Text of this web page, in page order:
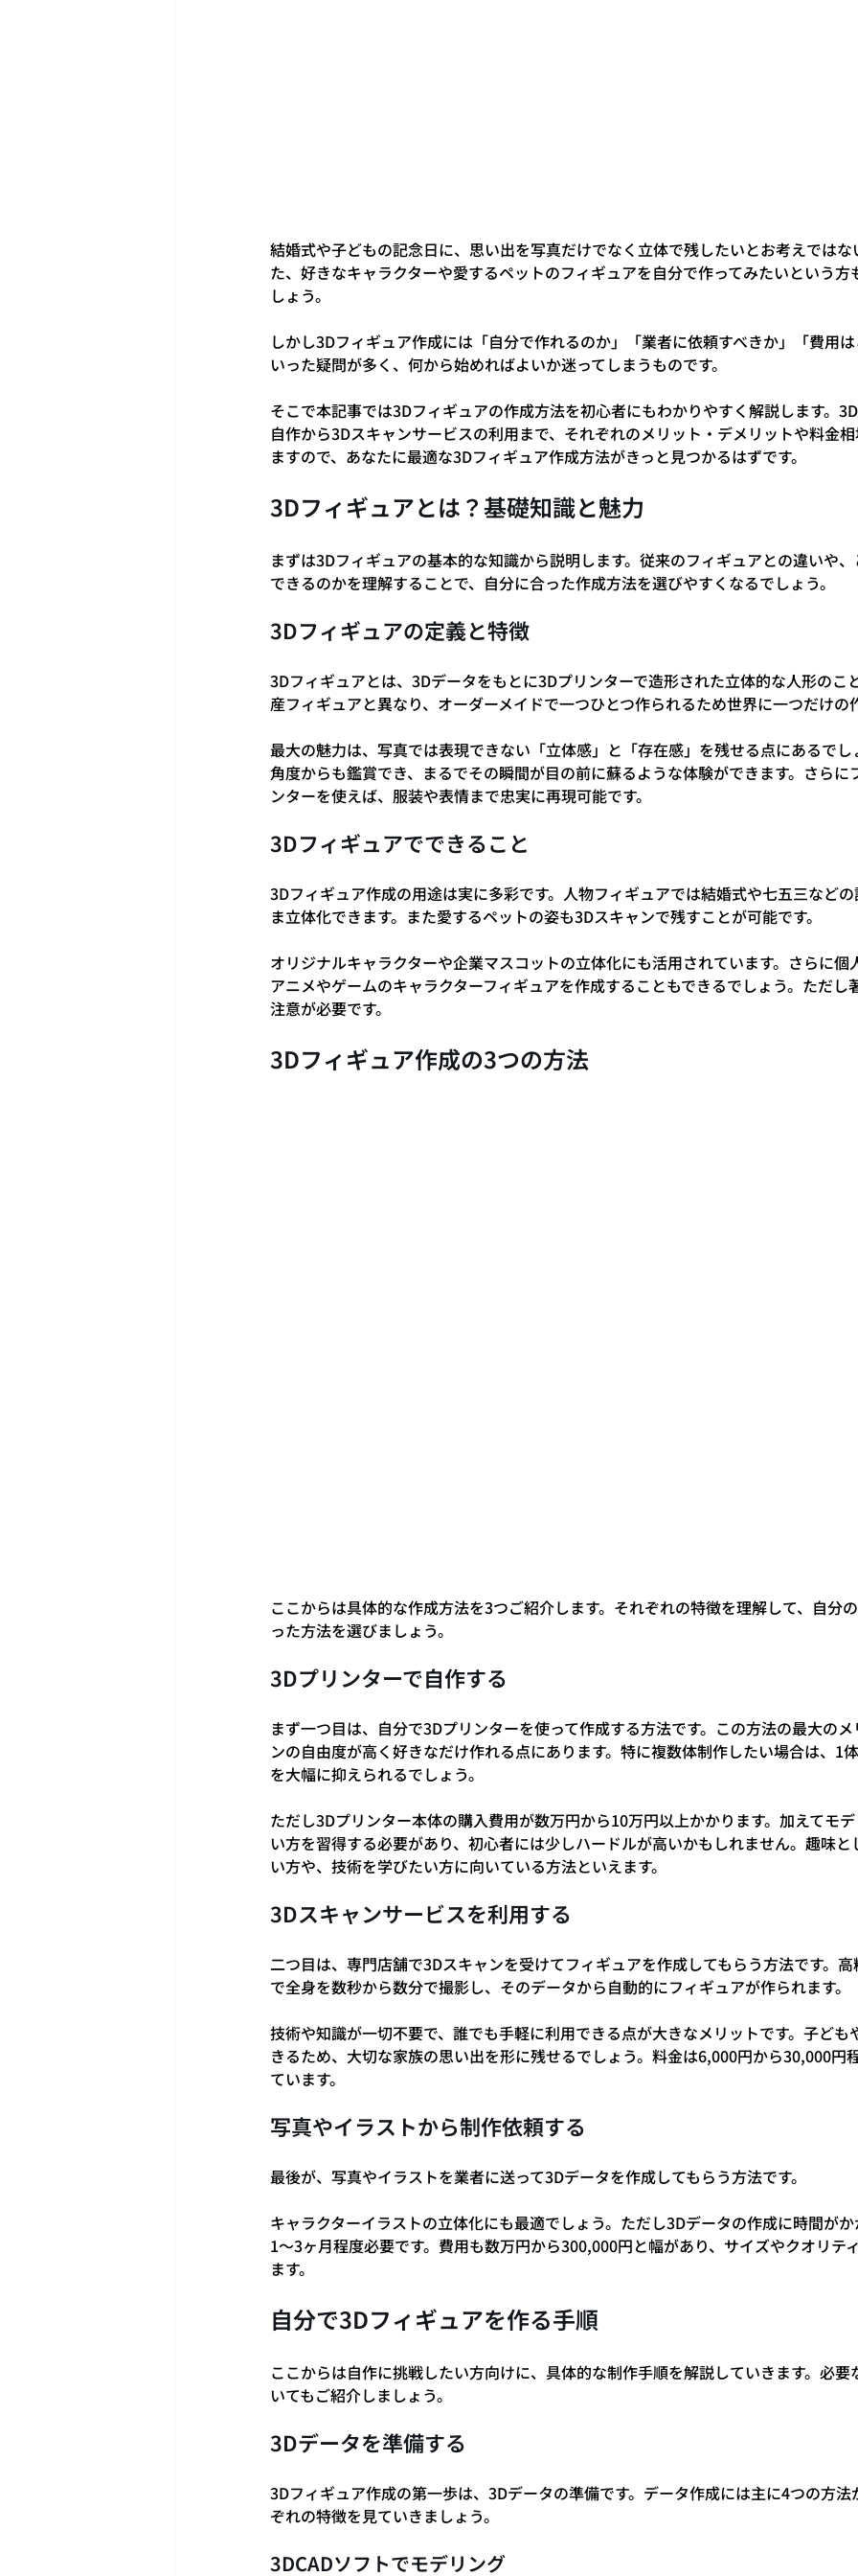
結婚式や子どもの記念日に、思い出を写真だけでなく立体で残したいとお考えではな
た、好きなキャラクターや愛するペットのフィギュアを自分で作ってみたいという方
しょう。
しかし3Dフィギュア作成には「自分で作れるのか」「業者に依頼すべきか」「費用
いった疑問が多く、何から始めればよいか迷ってしまうものです。
そこで本記事では3Dフィギュアの作成方法を初心者にもわかりやすく解説します。
自作から3Dスキャンサービスの利用まで、それぞれのメリット・デメリットや料金
ますので、あなたに最適な3Dフィギュア作成方法がきっと見つかるはずです。
3Dフィギュアとは？基礎知識と魅力
まずは3Dフィギュアの基本的な知識から説明します。従来のフィギュアとの違いや
できるのかを理解することで、自分に合った作成方法を選びやすくなるでしょう。
3Dフィギュアの定義と特徴
3Dフィギュアとは、3Dデータをもとに3Dプリンターで造形された立体的な人形のこ
産フィギュアと異なり、オーダーメイドで一つひとつ作られるため世界に一つだけの
最大の魅力は、写真では表現できない「立体感」と「存在感」を残せる点にあるでし
角度からも鑑賞でき、まるでその瞬間が目の前に蘇るような体験ができます。さらに
ンターを使えば、服装や表情まで忠実に再現可能です。
3Dフィギュアでできること
3Dフィギュア作成の用途は実に多彩です。人物フィギュアでは結婚式や七五三など
ま立体化できます。また愛するペットの姿も3Dスキャンで残すことが可能です。
オリジナルキャラクターや企業マスコットの立体化にも活用されています。さらに個
アニメやゲームのキャラクターフィギュアを作成することもできるでしょう。ただし
注意が必要です。
3Dフィギュア作成の3つの方法
ここからは具体的な作成方法を3つご紹介します。それぞれの特徴を理解して、自分
った方法を選びましょう。
3Dプリンターで自作する
まず一つ目は、自分で3Dプリンターを使って作成する方法です。この方法の最大の
ンの自由度が高く好きなだけ作れる点にあります。特に複数体制作したい場合は、1
を大幅に抑えられるでしょう。
ただし3Dプリンター本体の購入費用が数万円から10万円以上かかります。加えてモ
い方を習得する必要があり、初心者には少しハードルが高いかもしれません。趣味と
い方や、技術を学びたい方に向いている方法といえます。
3Dスキャンサービスを利用する
二つ目は、専門店舗で3Dスキャンを受けてフィギュアを作成してもらう方法です。
で全身を数秒から数分で撮影し、そのデータから自動的にフィギュアが作られます。
技術や知識が一切不要で、誰でも手軽に利用できる点が大きなメリットです。子ども
きるため、大切な家族の思い出を形に残せるでしょう。料金は6,000円から30,000円
ています。
写真やイラストから制作依頼する
最後が、写真やイラストを業者に送って3Dデータを作成してもらう方法です。
キャラクターイラストの立体化にも最適でしょう。ただし3Dデータの作成に時間が
1〜3ヶ月程度必要です。費用も数万円から300,000円と幅があり、サイズやクオリテ
ます。
自分で3Dフィギュアを作る手順
ここからは自作に挑戦したい方向けに、具体的な制作手順を解説していきます。必要
いてもご紹介しましょう。
3Dデータを準備する
3Dフィギュア作成の第一歩は、3Dデータの準備です。データ作成には主に4つの方法
ぞれの特徴を見ていきましょう。
3DCADソフトでモデリング